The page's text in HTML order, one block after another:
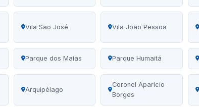
Vila São José Vila João Pessoa
Parque dos Maias Parque Humaitá
Arquipélago
Coronel Aparício
Borges